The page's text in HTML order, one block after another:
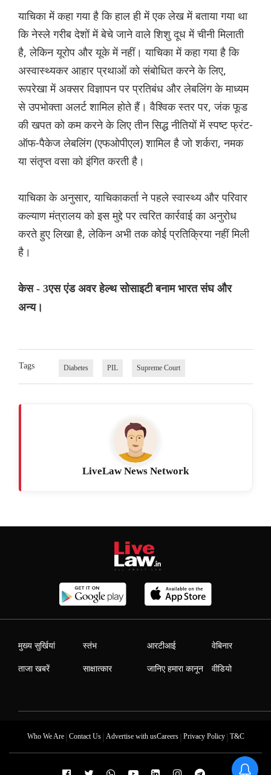
याचिका में कहा गया है कि हाल ही में एक लेख में बताया गया था
कि नेस्ले गरीब देशों में बेचे जाने वाले शिशु दूध में चीनी मिलाती
है, लेकिन यूरोप और यूके में नहीं। याचिका में कहा गया है कि
अस्वास्थ्यकर आहार प्रथाओं को संबोधित करने के लिए,
रूपरेखा में अक्सर विज्ञापन पर प्रतिबंध और लेबलिंग के माध्यम
से उपभोक्ता अलर्ट शामिल होते हैं। वैश्विक स्तर पर, जंक फूड
की खपत को कम करने के लिए तीन सिद्ध नीतियों में स्पष्ट फ्रंट-
ऑफ-पैकेज लेबलिंग (एफओपीएल) शामिल है जो शर्करा, नमक
या संतृप्त वसा को इंगित करती है।
याचिका के अनुसार, याचिकाकर्ता ने पहले स्वास्थ्य और परिवार
कल्याण मंत्रालय को इस मुद्दे पर त्वरित कार्रवाई का अनुरोध
करते हुए लिखा है, लेकिन अभी तक कोई प्रतिक्रिया नहीं मिली
है।
केस - 3एस एंड अवर हेल्थ सोसाइटी बनाम भारत संघ और
अन्य।
Tags Diabetes PIL Supreme Court
LiveLaw News Network
मुख्य सुर्खियां
ताजा खबरें
स्तंभ
साक्षात्कार
आरटीआई
जानिए हमारा कानून
वेबिनार
वीडियो
Who We Are| Contact Us| Advertise with usCareers| Privacy Policy| T&C